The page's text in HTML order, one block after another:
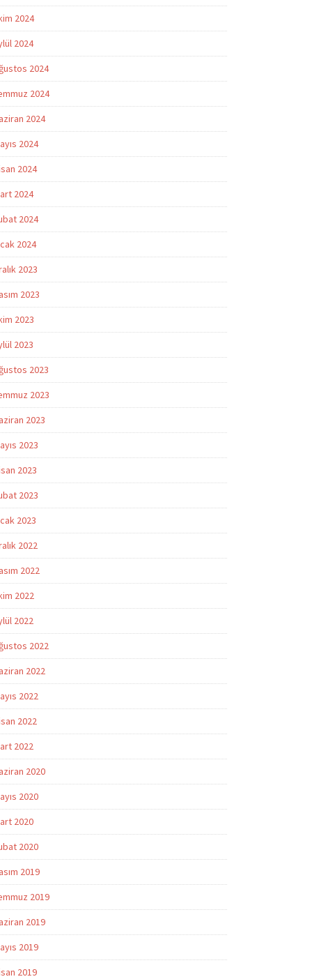
2024
2024
2024
2024
2024
2024
2024
2024
2024
2024
2023
2023
2023
2023
2023
2023
2023
2023
2023
2023
2023
2022
2022
2022
2022
2022
2022
2022
2022
2022
2020
2020
2020
2020
2019
2019
2019
2019
2019